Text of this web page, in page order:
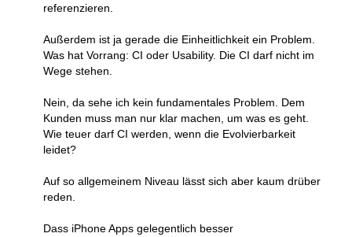
referenzieren.
Außerdem ist ja gerade die Einheitlichkeit ein Problem.
Was hat Vorrang: CI oder Usability. Die CI darf nicht im
Wege stehen.
Nein, da sehe ich kein fundamentales Problem. Dem
Kunden muss man nur klar machen, um was es geht.
Wie teuer darf CI werden, wenn die Evolvierbarkeit
leidet?
Auf so allgemeinem Niveau lässt sich aber kaum drüber
reden.
Dass iPhone Apps gelegentlich besser